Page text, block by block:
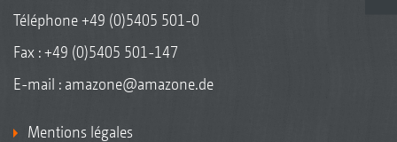
Téléphone+49 (0)5405 501-0
Fax : +49 (0)5405 501-147
E-mail : amazone@amazone.de
Mentions légales